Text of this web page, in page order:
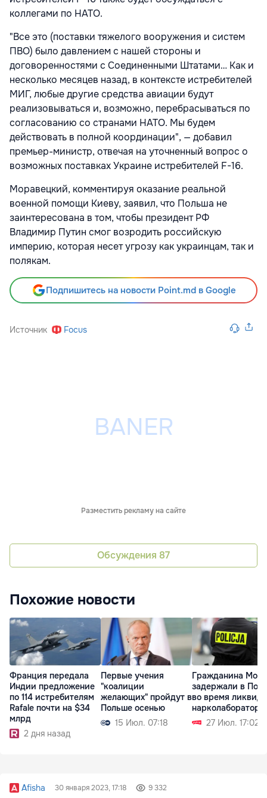
коллегами по НАТО.
"Все это (поставки тяжелого вооружения и систем
ПВО) было давлением с нашей стороны и
договоренностями с Соединенными Штатами… Как и
несколько месяцев назад, в контексте истребителей
МИГ, любые другие средства авиации будут
реализовываться и, возможно, перебрасываться по
согласованию со странами НАТО. Мы будем
действовать в полной координации", — добавил
премьер-министр, отвечая на уточненный вопрос о
возможных поставках Украине истребителей F-16.
Моравецкий, комментируя оказание реальной
военной помощи Киеву, заявил, что Польша не
заинтересована в том, чтобы президент РФ
Владимир Путин смог возродить российскую
империю, которая несет угрозу как украинцам, так и
полякам.
Подпишитесь на новости Point.md в Google
Источник Focus
Разместить рекламу на сайте
Обсуждения 87
Похожие новости
Франция передала
Индии предложение
по 114 истребителям
Rafale почти на $34
млрд
2 дня назад
Первые учения
"коалиции
желающих" пройдут в
Польше осенью
15 Июл. 07:18
Гражданина
задержали в
во время
27 Июл. 17:02
Afisha 30 января 2023, 17:18 9 332